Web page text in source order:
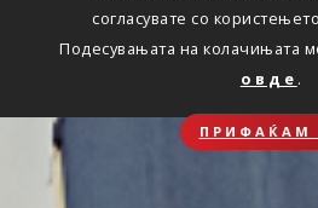
согласувате со
Подесувањата на колачињата
овде .
ПРИФАЌАМ